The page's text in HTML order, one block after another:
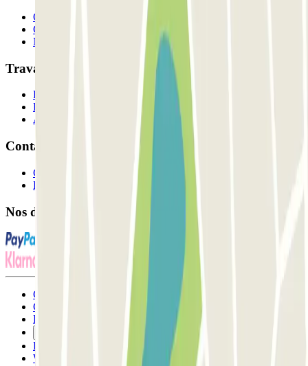
Qui sommes-nous ?
Comment ça marche?
Nos parkings
Travaillons ensemble?
Professionnels
Fournisseur de parking
Affiliés
Contact
Contactez-nous
FAQ
Nos différents modes de paiement:
Conditions générales d'utilisation et contrat
Conditions d'annulation
Politique relative aux cookies
Politique de confidentialité
Whistleblowing